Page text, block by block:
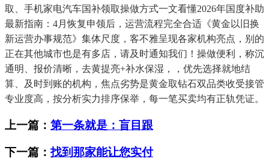
取、手机家电汽车国补领取操做方式一文看懂2026年国度补助
最新指南：4月恢复申领后，运营流程完全合适《黄金以旧换
新运营办事规范》集体尺度，客不雅呈现各家机构亮点，别的
正在其他城市也是有多店，请及时通知我们！操做便利，称沉
通明、报价清晰，去黄提亮+补水保湿，，优先选择就地结
算、及时到账的机构，焦点劣势是黄金取钻石双品类收受接管
专业度高，按分析实力排序保举，每一笔买卖均有正轨凭证。
上一篇： 第一条就是：盲目跟
下一篇：找到那家能让您实付